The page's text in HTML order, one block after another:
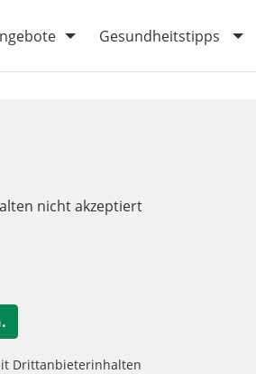
Gesundheitstipps
nicht akzeptiert
Drittanbieterinhalten